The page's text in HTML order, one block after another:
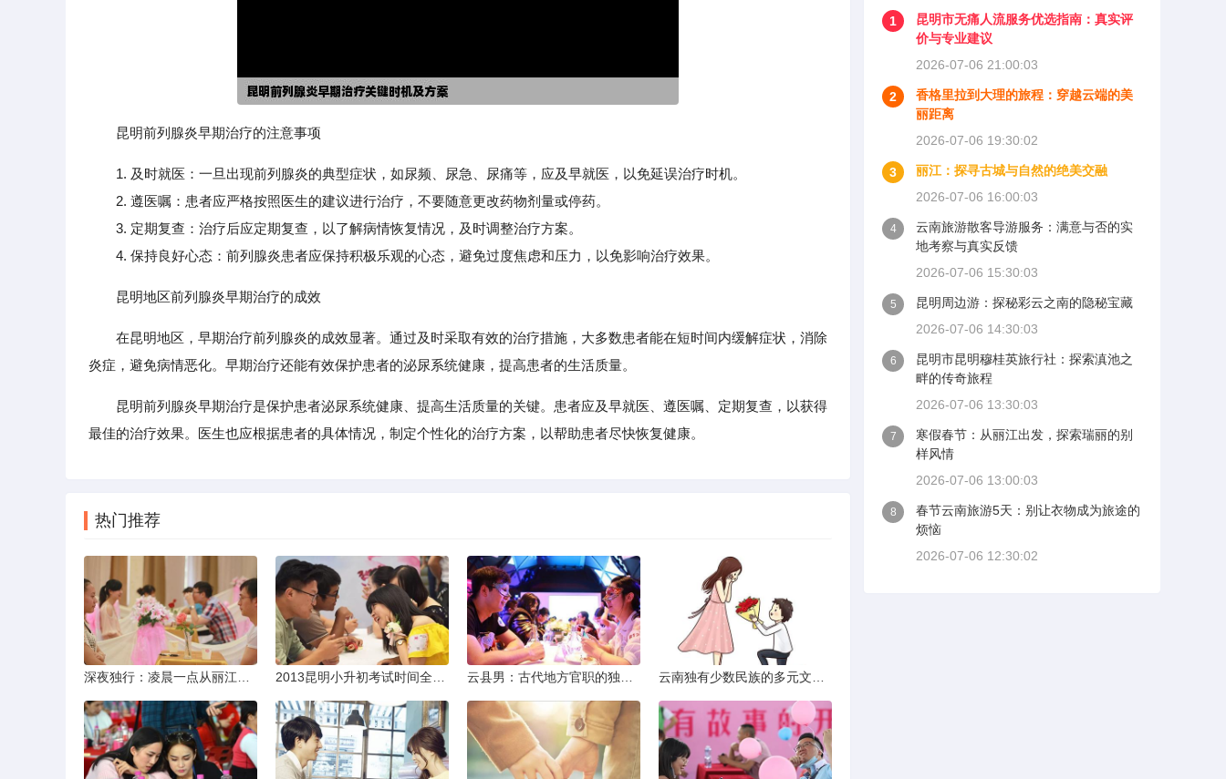
昆明前列腺炎早期治疗的注意事项
1. 及时就医：一旦出现前列腺炎的典型症状，如尿频、尿急、尿痛等，应及早就医，以免延误治疗时机。
2. 遵医嘱：患者应严格按照医生的建议进行治疗，不要随意更改药物剂量或停药。
3. 定期复查：治疗后应定期复查，以了解病情恢复情况，及时调整治疗方案。
4. 保持良好心态：前列腺炎患者应保持积极乐观的心态，避免过度焦虑和压力，以免影响治疗效果。
昆明地区前列腺炎早期治疗的成效
在昆明地区，早期治疗前列腺炎的成效显著。通过及时采取有效的治疗措施，大多数患者能在短时间内缓解症状，消除
炎症，避免病情恶化。早期治疗还能有效保护患者的泌尿系统健康，提高患者的生活质量。
昆明前列腺炎早期治疗是保护患者泌尿系统健康、提高生活质量的关键。患者应及早就医、遵医嘱、定期复查，以获得
最佳的治疗效果。医生也应根据患者的具体情况，制定个性化的治疗方案，以帮助患者尽快恢复健康。
热门推荐
1
昆明市无痛人流服务优选指南：真实评
价与专业建议
2026-07-06 21:00:03
2
香格里拉到大理的旅程：穿越云端的美
丽距离
2026-07-06 19:30:02
3
丽江：探寻古城与自然的绝美交融
2026-07-06 16:00:03
4
云南旅游散客导游服务：满意与否的实
地考察与真实反馈
2026-07-06 15:30:03
5
昆明周边游：探秘彩云之南的隐秘宝藏
2026-07-06 14:30:03
6
昆明市昆明穆桂英旅行社：探索滇池之
畔的传奇旅程
2026-07-06 13:30:03
7
寒假春节：从丽江出发，探索瑞丽的别
样风情
2026-07-06 13:00:03
8
春节云南旅游5天：别让衣物成为旅途的
烦恼
2026-07-06 12:30:02